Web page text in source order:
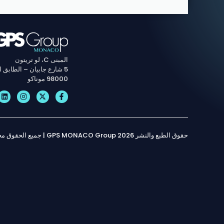
المبنى C، لو تريتون
5 شارع جابيان – الطابق الخامس
98000 موناكو
حقوق الطبع والنشر 2026 GPS MONACO Group | جميع الحقوق محفوظة